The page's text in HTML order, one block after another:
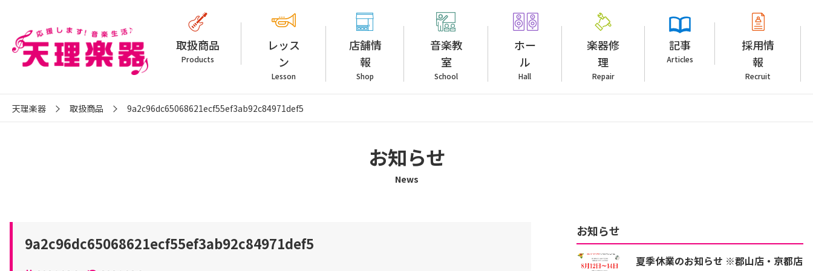
取扱商品
Products
レッス
ン
Lesson
店舗情
報
Shop
音楽教
室
School
ホー
ル
Hall
楽器修
理
Repair
記事
Articles
採用情
報
Recruit
天理楽器 取扱商品 9a2c96dc65068621ecf55ef3ab92c84971def5
お知らせ
News
9a2c96dc65068621ecf55ef3ab92c84971def5
お知らせ
夏季休業のお知らせ ※郡山店・京都店